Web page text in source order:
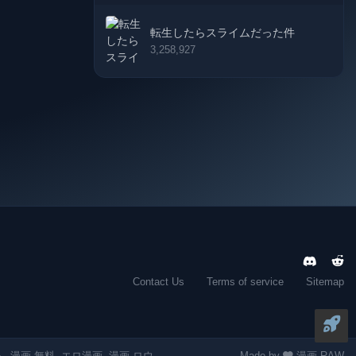
転生したらスライムだった件
3,258,927
Contact Us Terms of service Sitemap